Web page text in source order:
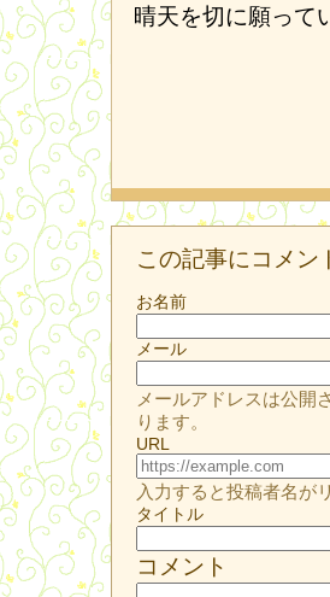
晴天を切に願って
この記事にコメン
お名前
メール
メールアドレスは公開
ります。
URL
入力すると投稿者名が
タイトル
コメント